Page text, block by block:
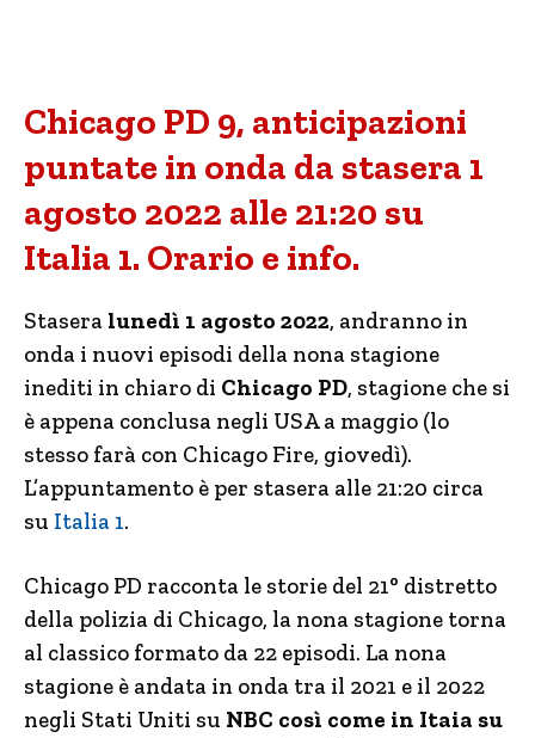
Chicago PD 9, anticipazioni
puntate in onda da stasera 1
agosto 2022 alle 21:20 su
Italia 1. Orario e info.
Stasera lunedì 1 agosto 2022, andranno in
onda i nuovi episodi della nona stagione
inediti in chiaro di Chicago PD, stagione che si
è appena conclusa negli USA a maggio (lo
stesso farà con Chicago Fire, giovedì).
L’appuntamento è per stasera alle 21:20 circa
su Italia 1.
Chicago PD racconta le storie del 21° distretto
della polizia di Chicago, la nona stagione torna
al classico formato da 22 episodi. La nona
stagione è andata in onda tra il 2021 e il 2022
negli Stati Uniti su NBC così come in Itaia su